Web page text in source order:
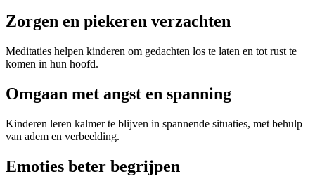
Zorgen en piekeren verzachten
Meditaties helpen kinderen om gedachten los te laten en tot rust te
komen in hun hoofd.
Omgaan met angst en spanning
Kinderen leren kalmer te blijven in spannende situaties, met behulp
van adem en verbeelding.
Emoties beter begrijpen